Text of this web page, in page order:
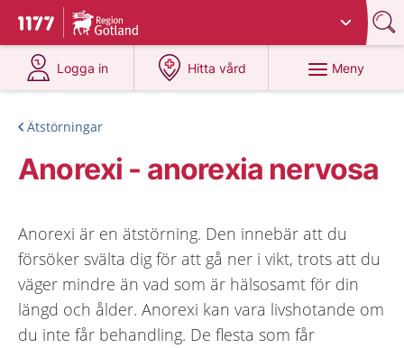
Till startsidan för 1177
Du har valt region
Logga in
på 1177.se
Hitta vård
på 1177.se
Meny
Ätstörningar
Anorexi - anorexia nervosa
Anorexi är en ätstörning. Den innebär att du
försöker svälta dig för att gå ner i vikt, trots att du
väger mindre än vad som är hälsosamt för din
längd och ålder. Anorexi kan vara livshotande om
du inte får behandling. De flesta som får